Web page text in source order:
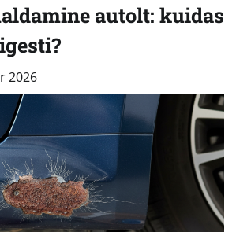
autolt: kuidas
2026